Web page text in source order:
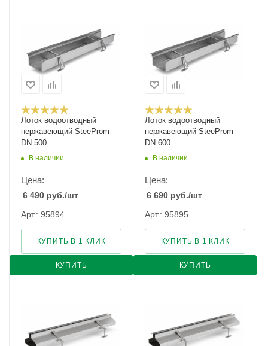
Лоток водоотводный
нержавеющий SteeProm
DN 500
В наличии
Цена:
6 490 руб./шт
Арт.: 95894
КУПИТЬ
КУПИТЬ В 1 КЛИК
Лоток водоотводный
нержавеющий SteeProm
DN 600
В наличии
Цена:
6 690 руб./шт
Арт.: 95895
КУПИТЬ
КУПИТЬ В 1 КЛИК